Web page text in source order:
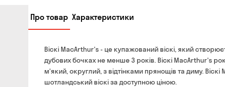
Про товар Характеристики
Віскі MacArthur's - це купажований віскі, який
дубових бочках не менше 3 років. Віскі MacArthur's
м'який, округлий, з відтінками прянощів та диму.
шотландський віскі за доступною ціною.